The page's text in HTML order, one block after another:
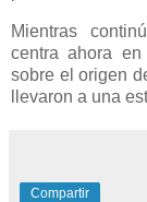
Mientras
centra ahora
sobre el origen
llevaron a una
Compartir